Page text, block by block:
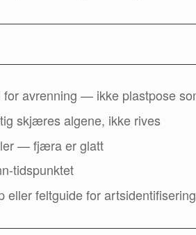
avrenning — ikke plastpose
skjæres algene, ikke rives
— fjæra er glatt
tidspunktet
eller feltguide for artsidentifisering